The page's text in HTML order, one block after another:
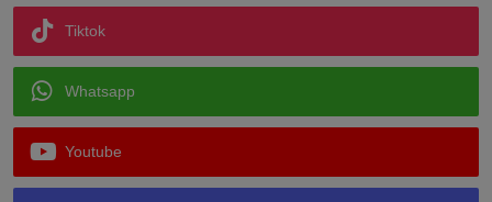
Tiktok
Whatsapp
Youtube